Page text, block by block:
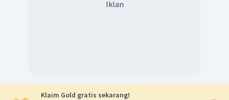
Iklan
Klaim Gold gratis sekarang!